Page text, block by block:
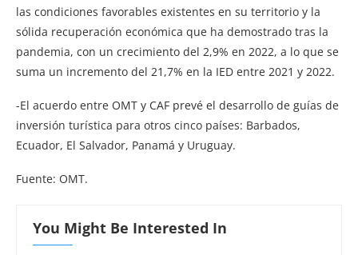
las condiciones favorables existentes en su territorio y la
sólida recuperación económica que ha demostrado tras la
pandemia, con un crecimiento del 2,9% en 2022, a lo que se
suma un incremento del 21,7% en la IED entre 2021 y 2022.
-El acuerdo entre OMT y CAF prevé el desarrollo de guías de
inversión turística para otros cinco países: Barbados,
Ecuador, El Salvador, Panamá y Uruguay.
Fuente: OMT.
You Might Be Interested In